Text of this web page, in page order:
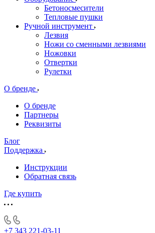
Бетоносмесители
Тепловые пушки
Ручной инструмент
Лезвия
Ножи со сменными лезвиями
Ножовки
Отвертки
Рулетки
О бренде
О бренде
Партнеры
Реквизиты
Блог
Поддержка
Инструкции
Обратная связь
Где купить
+7 343 221-03-11